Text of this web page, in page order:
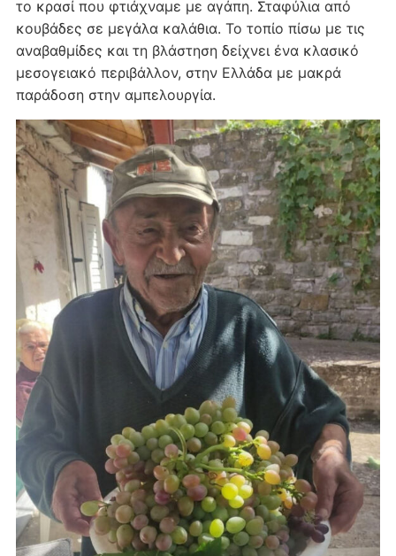
το κρασί που φτιάχναμε με αγάπη. Σταφύλια από
κουβάδες σε μεγάλα καλάθια. Το τοπίο πίσω με τις
αναβαθμίδες και τη βλάστηση δείχνει ένα κλασικό
μεσογειακό περιβάλλον, στην Ελλάδα με μακρά
παράδοση στην αμπελουργία.